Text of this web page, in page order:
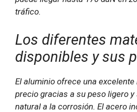
tráfico.
Los diferentes
disponibles y sus
El aluminio ofrece una
precio gracias a su peso ligero
natural a la corrosión. El acero